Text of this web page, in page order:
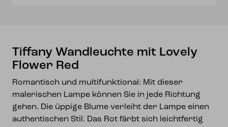
Tiffany Wandleuchte mit Lovely
Flower Red
Romantisch und multifunktional: Mit dieser
malerischen Lampe können Sie in jede Richtung
gehen. Die üppige Blume verleiht der Lampe einen
authentischen Stil. Das Rot färbt sich leichtfertig